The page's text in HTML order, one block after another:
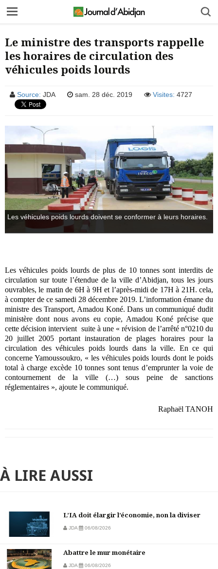
Le ministre des transports rappelle
les horaires de circulation des
véhicules poids lourds
Source: JDA sam. 28 déc. 2019 Visites: 4727
Les véhicules poids lourds doivent se conformer à leurs horaires.
Les véhicules poids lourds de plus de 10 tonnes sont interdits de
circulation sur toute l’étendue de la ville d’Abidjan, tous les jours
ouvrables, le matin de 6H à 9H et l’après-midi de 17H à 21H. cela,
à compter de ce samedi 28 décembre 2019. L’information émane du
ministre des Transport, Amadou Koné. Dans un communiqué dudit
ministère dont nous avons eu copie, Amadou Koné précise que
cette décision intervient suite à une « révision de l’arrêté n°0210 du
20 juillet 2005 portant instauration de plages horaires pour la
circulation des véhicules poids lourds dans la ville. En ce qui
concerne Yamoussoukro, « les véhicules poids lourds dont le poids
total à charge excède 10 tonnes sont tenus d’emprunter la voie de
contournement de la ville (…) sous peine de sanctions
réglementaires », ajoute le communiqué.
Raphaël TANOH
À LIRE AUSSI
L’IA doit élargir l’économie, non la diviser
JDA 06/08/2026
Abattre le mur monétaire
JDA 06/08/2026